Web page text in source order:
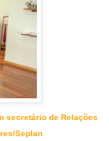
secretário de Relações
Seplan